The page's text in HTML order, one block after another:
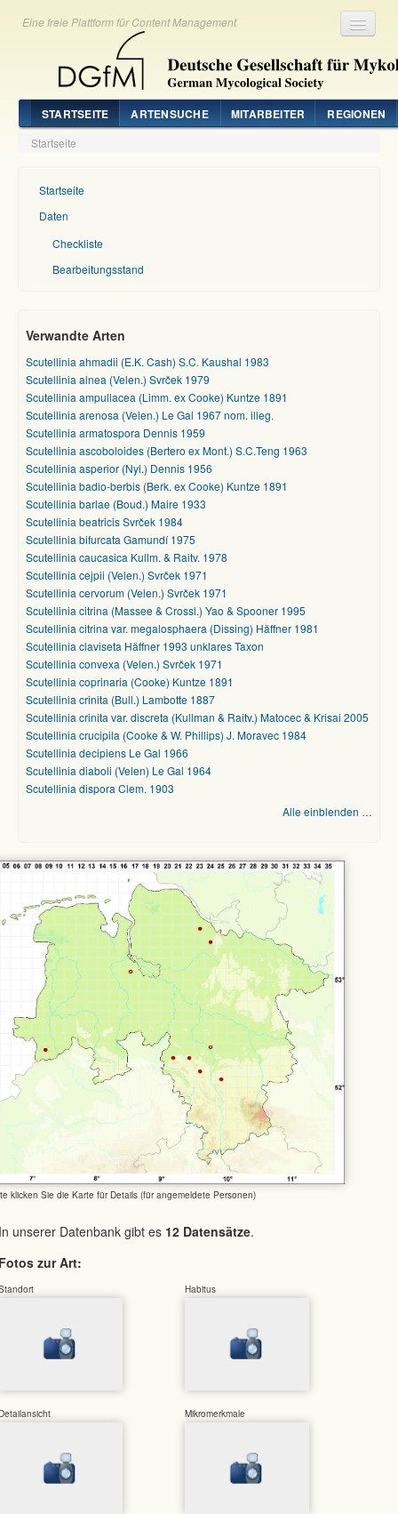
Eine freie Plattform für Content Management
STARTSEITE ARTENSUCHE MITARBEITER REGIONEN
Startseite
Startseite
Daten
Checkliste
Bearbeitungsstand
Verwandte Arten
Scutellinia ahmadii (E.K. Cash) S.C. Kaushal 1983
Scutellinia alnea (Velen.) Svrček 1979
Scutellinia ampullacea (Limm. ex Cooke) Kuntze 1891
Scutellinia arenosa (Velen.) Le Gal 1967 nom. illeg.
Scutellinia armatospora Dennis 1959
Scutellinia ascoboloides (Bertero ex Mont.) S.C.Teng 1963
Scutellinia asperior (Nyl.) Dennis 1956
Scutellinia badio-berbis (Berk. ex Cooke) Kuntze 1891
Scutellinia barlae (Boud.) Maire 1933
Scutellinia beatricis Svrček 1984
Scutellinia bifurcata Gamundí 1975
Scutellinia caucasica Kullm. & Raitv. 1978
Scutellinia cejpii (Velen.) Svrček 1971
Scutellinia cervorum (Velen.) Svrček 1971
Scutellinia citrina (Massee & Crossl.) Yao & Spooner 1995
Scutellinia citrina var. megalosphaera (Dissing) Häffner 1981
Scutellinia claviseta Häffner 1993 unklares Taxon
Scutellinia convexa (Velen.) Svrček 1971
Scutellinia coprinaria (Cooke) Kuntze 1891
Scutellinia crinita (Bull.) Lambotte 1887
Scutellinia crinita var. discreta (Kullman & Raitv.) Matocec & Krisai 2005
Scutellinia crucipila (Cooke & W. Phillips) J. Moravec 1984
Scutellinia decipiens Le Gal 1966
Scutellinia diaboli (Velen) Le Gal 1964
Scutellinia dispora Clem. 1903
Alle einblenden …
klicken Sie die Karte für Details (für angemeldete Personen)
unserer Datenbank gibt es 12 Datensätze.
zur Art:
Habitus
Mikromerkmale